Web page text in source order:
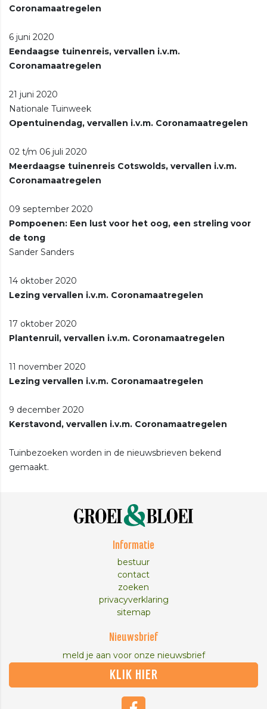
Coronamaatregelen
6 juni 2020
Eendaagse tuinenreis, vervallen i.v.m.
Coronamaatregelen
21 juni 2020
Nationale Tuinweek
Opentuinendag, vervallen i.v.m. Coronamaatregelen
02 t/m 06 juli 2020
Meerdaagse tuinenreis Cotswolds, vervallen i.v.m.
Coronamaatregelen
09 september 2020
Pompoenen: Een lust voor het oog, een streling voor
de tong
Sander Sanders
14 oktober 2020
Lezing vervallen i.v.m. Coronamaatregelen
17 oktober 2020
Plantenruil, vervallen i.v.m. Coronamaatregelen
11 november 2020
Lezing vervallen i.v.m. Coronamaatregelen
9 december 2020
Kerstavond, vervallen i.v.m. Coronamaatregelen
Tuinbezoeken worden in de nieuwsbrieven bekend
gemaakt.
Informatie
bestuur
contact
zoeken
privacyverklaring
sitemap
Nieuwsbrief
meld je aan voor onze nieuwsbrief
KLIK HIER